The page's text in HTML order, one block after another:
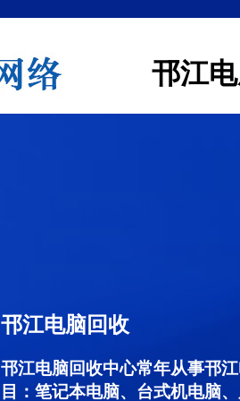
邗江
邗江电脑回收
邗江电脑回收中心常年从事邗
目：笔记本电脑、台式机电脑